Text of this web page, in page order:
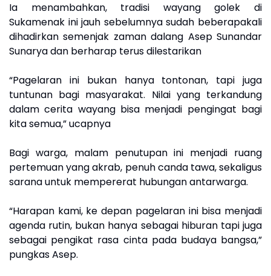
Ia menambahkan, tradisi wayang golek di
Sukamenak ini jauh sebelumnya sudah beberapakali
dihadirkan semenjak zaman dalang Asep Sunandar
Sunarya dan berharap terus dilestarikan
“Pagelaran ini bukan hanya tontonan, tapi juga
tuntunan bagi masyarakat. Nilai yang terkandung
dalam cerita wayang bisa menjadi pengingat bagi
kita semua,” ucapnya
Bagi warga, malam penutupan ini menjadi ruang
pertemuan yang akrab, penuh canda tawa, sekaligus
sarana untuk mempererat hubungan antarwarga.
“Harapan kami, ke depan pagelaran ini bisa menjadi
agenda rutin, bukan hanya sebagai hiburan tapi juga
sebagai pengikat rasa cinta pada budaya bangsa,”
pungkas Asep.